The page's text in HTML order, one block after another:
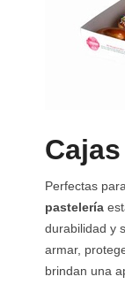
Perfectas
pastelería
durabilidad y
armar,
brindan una